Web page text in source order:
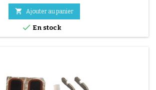
 Ajouter au panier
 En stock